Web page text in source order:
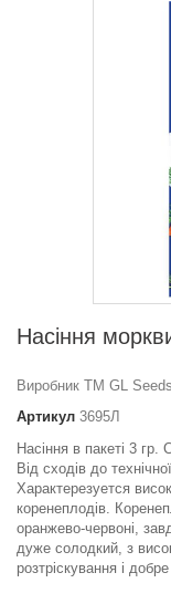
Насіння
Виробник ТМ GL
Артикул 3695Л
Насіння в пакеті 3 гр.
Від сходів до
Характерезуется
коренеплодів.
оранжево-червоні,
дуже солодкий, з
розтріскування і